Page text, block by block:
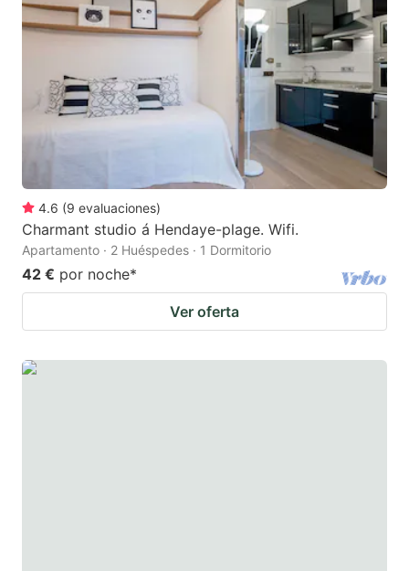
4.6 (9 evaluaciones)
Charmant studio á Hendaye-plage. Wifi.
Apartamento · 2 Huéspedes · 1 Dormitorio
42 € por noche*
Ver oferta